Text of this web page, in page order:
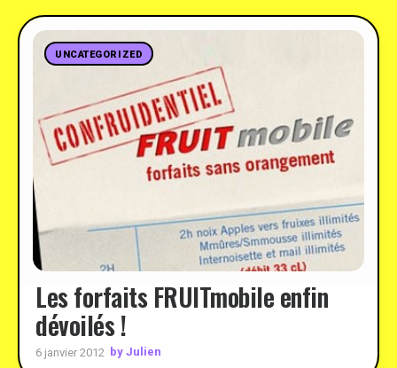
UNCATEGORIZED
Les forfaits FRUITmobile enfin
dévoilés !
6 janvier 2012 by Julien